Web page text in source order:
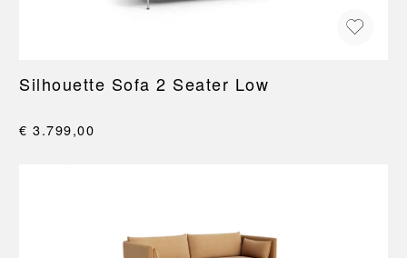
Silhouette Sofa 2 Seater Low
€ 3.799,00